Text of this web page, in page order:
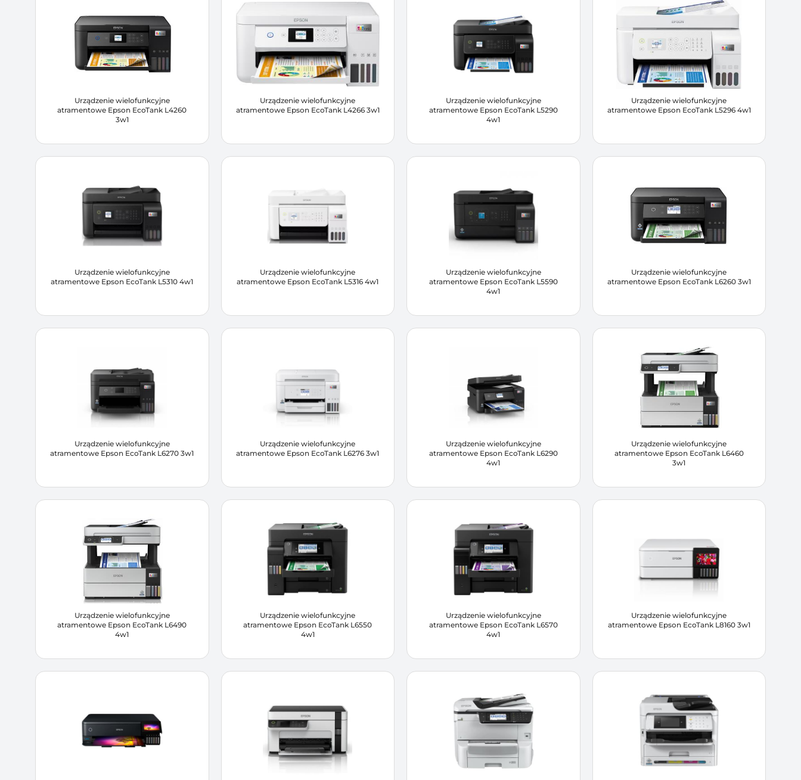
Urządzenie wielofunkcyjne
atramentowe Epson EcoTank L4260
3w1
Urządzenie wielofunkcyjne
atramentowe Epson EcoTank L4266 3w1
Urządzenie wielofunkcyjne
atramentowe Epson EcoTank L5290
4w1
Urządzenie wielofunkcyjne
atramentowe Epson EcoTank L5296 4w1
Urządzenie wielofunkcyjne
atramentowe Epson EcoTank L5310 4w1
Urządzenie wielofunkcyjne
atramentowe Epson EcoTank L5316 4w1
Urządzenie wielofunkcyjne
atramentowe Epson EcoTank L5590
4w1
Urządzenie wielofunkcyjne
atramentowe Epson EcoTank L6260 3w1
Urządzenie wielofunkcyjne
atramentowe Epson EcoTank L6270 3w1
Urządzenie wielofunkcyjne
atramentowe Epson EcoTank L6276 3w1
Urządzenie wielofunkcyjne
atramentowe Epson EcoTank L6290
4w1
Urządzenie wielofunkcyjne
atramentowe Epson EcoTank L6460
3w1
Urządzenie wielofunkcyjne
atramentowe Epson EcoTank L6490
4w1
Urządzenie wielofunkcyjne
atramentowe Epson EcoTank L6550
4w1
Urządzenie wielofunkcyjne
atramentowe Epson EcoTank L6570
4w1
Urządzenie wielofunkcyjne
atramentowe Epson EcoTank L8160 3w1